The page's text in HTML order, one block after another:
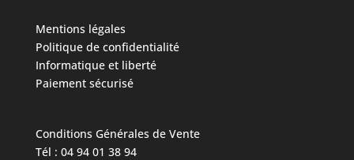
Mentions légales
Politique de confidentialité
Informatique et liberté
Paiement sécurisé
Conditions Générales de Vente
Tél : 04 94 01 38 94